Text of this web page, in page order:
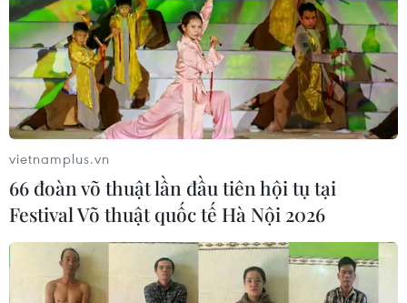
#Nhà thờ Đức Bà Paris
#Tổng thống Pháp
#Emmanuel Macron
#Hỏa hoạn
#UNESCO
Pháp
Theo dõi VietnamPlus
vietnamplus.vn
66 đoàn võ thuật lần đầu tiên hội tụ tại
Festival Võ thuật quốc tế Hà Nội 2026